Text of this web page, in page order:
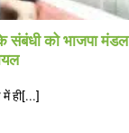
संबंधी को भाजपा मंडल
ही[...]